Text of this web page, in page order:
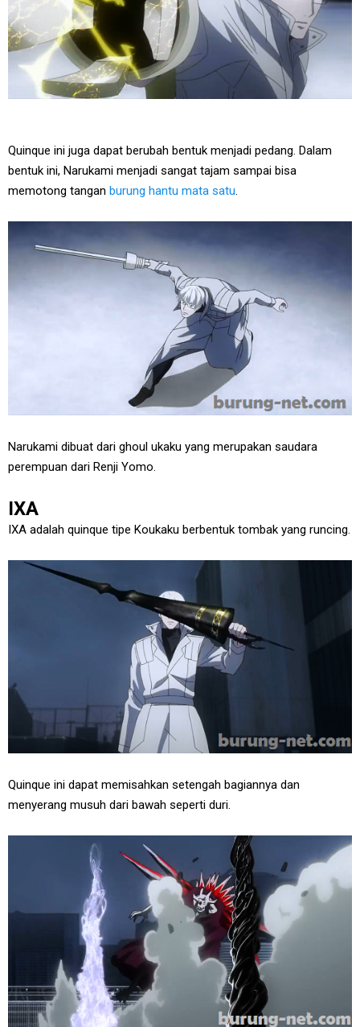
Quinque ini juga dapat berubah bentuk menjadi pedang. Dalam
bentuk ini, Narukami menjadi sangat tajam sampai bisa
memotong tangan burung hantu mata satu.
Narukami dibuat dari ghoul ukaku yang merupakan saudara
perempuan dari Renji Yomo.
IXA
IXA adalah quinque tipe Koukaku berbentuk tombak yang runcing.
Quinque ini dapat memisahkan setengah bagiannya dan
menyerang musuh dari bawah seperti duri.